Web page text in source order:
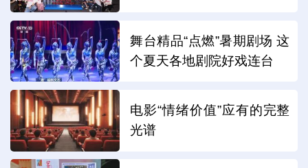
舞台精品“点燃”暑期剧场 这
个夏天各地剧院好戏连台
电影“情绪价值”应有的完整
光谱